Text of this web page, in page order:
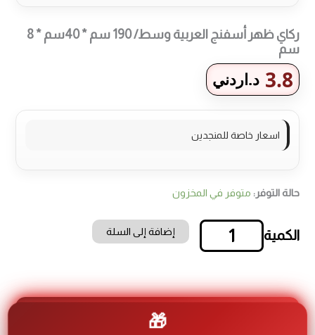
ركاي ظهر أسفنج العربية وسط/ 190 سم * 40سم * 8
سم
3.8 د.اردني
اسعار خاصة للمنجدين
حالة التوفر: متوفر في المخزون
كمية
أسفنج
العربية
إضافة إلى السلة
🎁